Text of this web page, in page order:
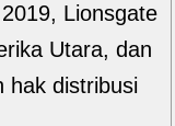
Lionsgate
Utara, dan
hak distribusi